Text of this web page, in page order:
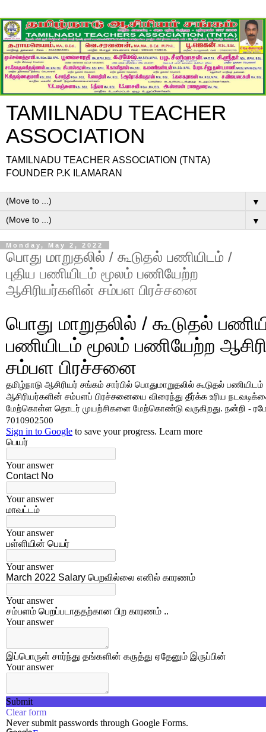
TAMILNADU TEACHER
ASSOCIATION
TAMILNADU TEACHER ASSOCIATION (TNTA)
FOUNDER P.K ILAMARAN
▼
▼
Monday, May 2, 2022
பொது மாறுதலில் / கூடுதல் பணியிடம் /
புதிய பணியிடம் மூலம் பணியேற்ற
ஆசிரியர்களின் சம்பள பிரச்சனை